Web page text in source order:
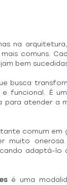
na
comuns.
bem
busca
funcional. É
para atender a
comum em
muito
adaptá-
é uma